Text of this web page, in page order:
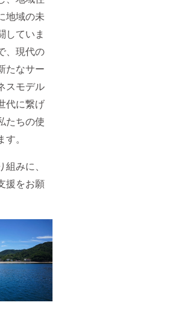
地域の未
していま
、現代の
たなサー
スモデル
代に繋げ
たちの使
。
みに、
援をお願